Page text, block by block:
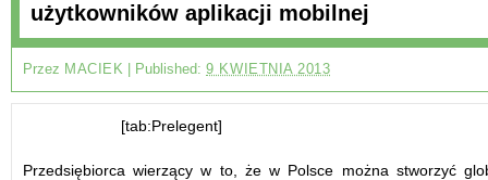
użytkowników aplikacji mobilnej
Przez MACIEK Published:9 KWIETNIA 2013
[tab:Prelegent]
Przedsiębiorca wierzący w to, że w Polsce można stworzyć